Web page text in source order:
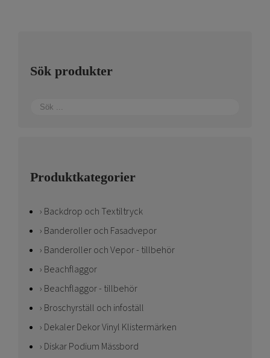
Sök produkter
Produktkategorier
Backdrop och Textiltryck
Banderoller och Fasadvepor
Banderoller och Vepor - tillbehör
Beachflaggor
Beachflaggor - tillbehör
Broschyrställ och infoställ
Dekaler Dekor Vinyl Klistermärken
Diskar Podium Mässbord